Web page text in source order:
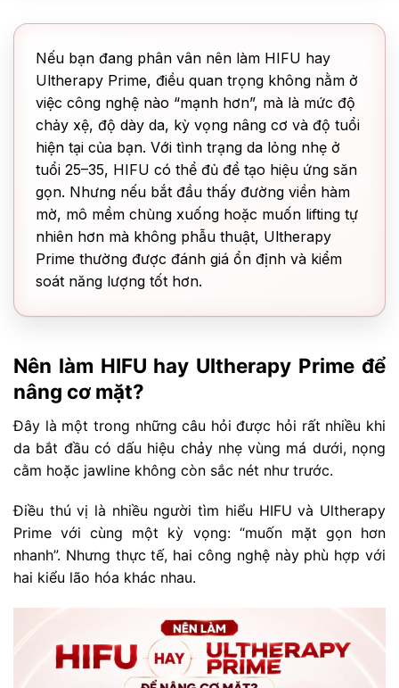
Nếu bạn đang phân vân nên làm HIFU hay
Ultherapy Prime, điều quan trọng không nằm ở
việc công nghệ nào “mạnh hơn”, mà là mức độ
chảy xệ, độ dày da, kỳ vọng nâng cơ và độ tuổi
hiện tại của bạn. Với tình trạng da lỏng nhẹ ở
tuổi 25–35, HIFU có thể đủ để tạo hiệu ứng săn
gọn. Nhưng nếu bắt đầu thấy đường viền hàm
mờ, mô mềm chùng xuống hoặc muốn lifting tự
nhiên hơn mà không phẫu thuật, Ultherapy
Prime thường được đánh giá ổn định và kiểm
soát năng lượng tốt hơn.
Nên làm HIFU hay Ultherapy Prime để
nâng cơ mặt?
Đây là một trong những câu hỏi được hỏi rất nhiều khi
da bắt đầu có dấu hiệu chảy nhẹ vùng má dưới, nọng
cằm hoặc jawline không còn sắc nét như trước.
Điều thú vị là nhiều người tìm hiểu HIFU và Ultherapy
Prime với cùng một kỳ vọng: “muốn mặt gọn hơn
nhanh”. Nhưng thực tế, hai công nghệ này phù hợp với
hai kiểu lão hóa khác nhau.